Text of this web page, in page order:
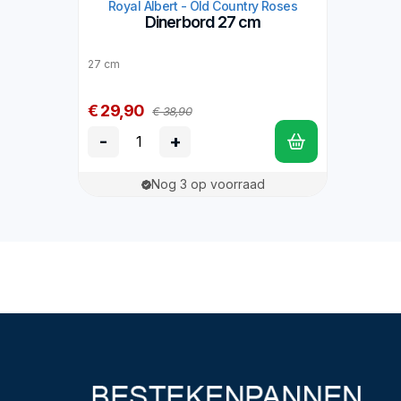
Royal Albert - Old Country Roses
Dinerbord 27 cm
27 cm
€ 29,90 € 38,90
- +
Nog 3 op voorraad